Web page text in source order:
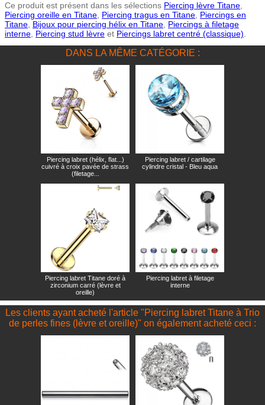
Ce produit est présent dans les sélections Piercing lèvre Titane,
Piercing oreille en Titane, Piercing tragus en Titane, Piercings en
Titane, Bijoux pour piercing hélix en Titane, Piercings à filetage
interne, Piercing stud lèvre et Piercings labret centré (classique).
DANS LA MÊME CATÉGORIE :
Piercing labret (hélix, flat...)
cuivré à croix pavée de strass
(filetage...
Piercing labret / cartilage
cylindre cristal - Bleu aqua
Piercing labret Titane doré à
zirconium carré (lèvre et
oreille)
Piercing labret à filetage
interne
Les clients ayant acheté l'article "Piercing labret Titane à Trio
de perles fines (lèvre et oreille)" on également acheté ceci :